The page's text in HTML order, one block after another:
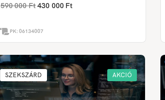
590 000 Ft 430 000 Ft
PK:06134007
SZEKSZÁRD AKCIÓ